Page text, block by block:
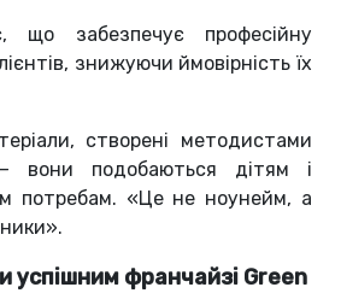
що забезпечує професійну
знижуючи ймовірність їх
створені методистами
вони подобаються дітям і
потребам. «Це не ноунейм, а
».
успішним франчайзі Green